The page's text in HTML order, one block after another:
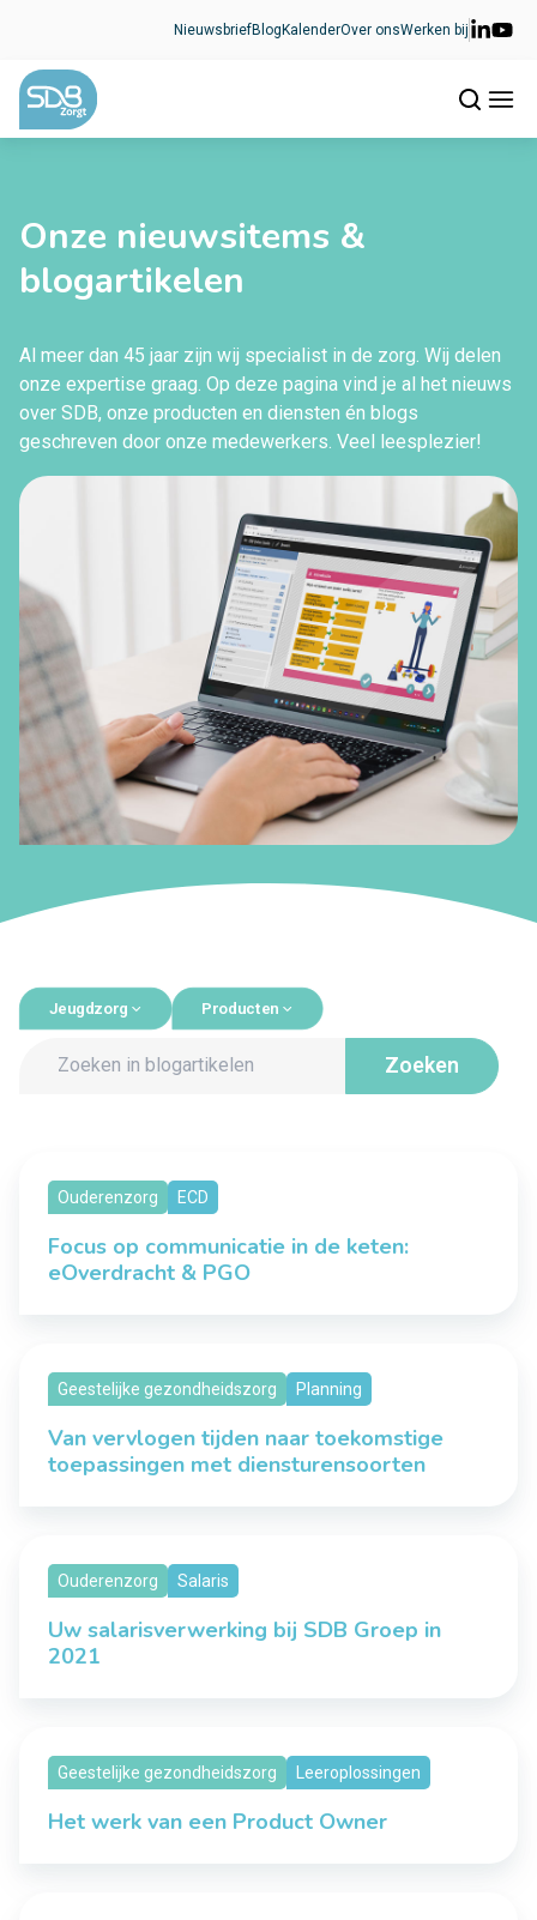
NieuwsbriefBlog KalenderOver onsWerken bij
Onze nieuwsitems &
blogartikelen
Al meer dan 45 jaar zijn wij specialist in de zorg. Wij delen
onze expertise graag. Op deze pagina vind je al het nieuws
over SDB, onze producten en diensten én blogs
geschreven door onze medewerkers. Veel leesplezier!
Jeugdzorg Producten
Ouderenzorg ECD
Focus op communicatie in de keten:
eOverdracht & PGO
Geestelijke gezondheidszorg Planning
Van vervlogen tijden naar toekomstige
toepassingen met diensturensoorten
Ouderenzorg Salaris
Uw salarisverwerking bij SDB Groep in
2021
Geestelijke gezondheidszorg Leeroplossingen
Het werk van een Product Owner